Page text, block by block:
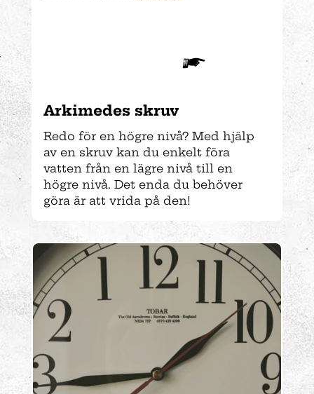
Arkimedes skruv
Redo för en högre nivå? Med hjälp
av en skruv kan du enkelt föra
vatten från en lägre nivå till en
högre nivå. Det enda du behöver
göra är att vrida på den!